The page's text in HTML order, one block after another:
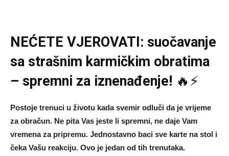
NEĆETE VJEROVATI: suočavanje
sa strašnim karmičkim obratima
– spremni za iznenađenje! 🔥⚡
Postoje trenuci u životu kada svemir odluči da je vrijeme
za obračun. Ne pita Vas jeste li spremni, ne daje Vam
vremena za pripremu. Jednostavno baci sve karte na stol i
čeka Vašu reakciju. Ovo je jedan od tih trenutaka.